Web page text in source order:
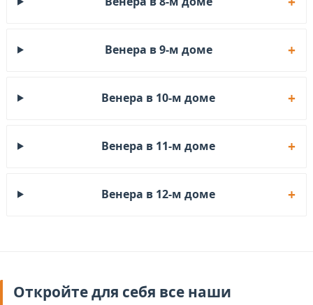
Венера в 9-м доме
Венера в 10-м доме
Венера в 11-м доме
Венера в 12-м доме
Откройте для себя все наши